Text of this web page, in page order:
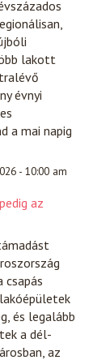
lakott
évnyi
a mai napig
- 10:00 am
az
csapás
és legalább
a dél-
az